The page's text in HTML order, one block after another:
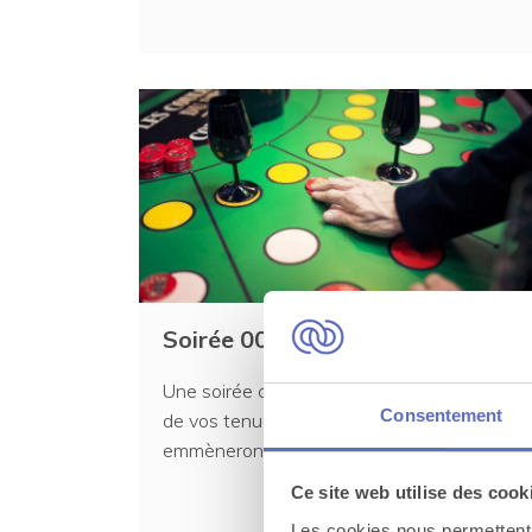
Consentement
Ce site web utilise des
Soirée 007 au Casino !
Une soirée casino ça vous tente ? Habillés
de vos tenues des grands soirs, nous vous
emmènerons pour...